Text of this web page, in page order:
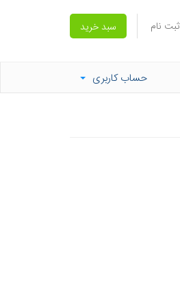
ثبت نام سبد خرید
حساب کاربری